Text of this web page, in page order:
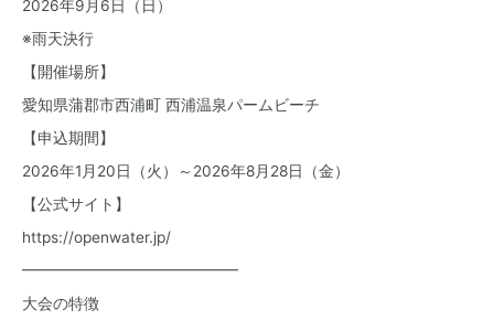
2026年9月6日（日）
※雨天決行
【開催場所】
愛知県蒲郡市西浦町 西浦温泉パームビーチ
【申込期間】
2026年1月20日（火）～2026年8月28日（金）
【公式サイト】
https://openwater.jp/
━━━━━━━━━━━━━━
大会の特徴